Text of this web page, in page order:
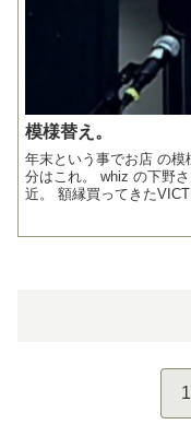
模様替え。
年末という事でお店 の
分はこれ。 whiz の下野
近。 額縁買ってきた
1